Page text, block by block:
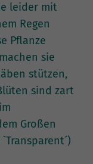
leider mit
Regen
Pflanze
sie
stützen,
sind zart
Großen
`Transparent´)